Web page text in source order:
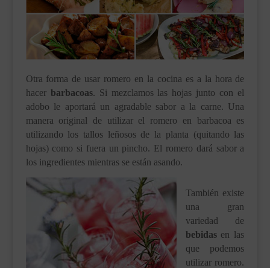
Otra forma de usar romero en la cocina es a la hora de
hacer barbacoas. Si mezclamos las hojas junto con el
adobo le aportará un agradable sabor a la carne. Una
manera original de utilizar el romero en barbacoa es
utilizando los tallos leñosos de la planta (quitando las
hojas) como si fuera un pincho. El romero dará sabor a
los ingredientes mientras se están asando.
También existe
una gran
variedad de
bebidasen las
que podemos
utilizar romero.